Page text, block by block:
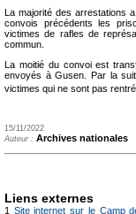
La majorité des arrestations
convois précédents les
victimes de rafles de
commun.
La moitié du convoi est
envoyés à Gusen. Par la
victimes qui ne sont pas
15/11/2022
Auteur : Archives nationales
Liens externes
1 Site internet sur le Camp